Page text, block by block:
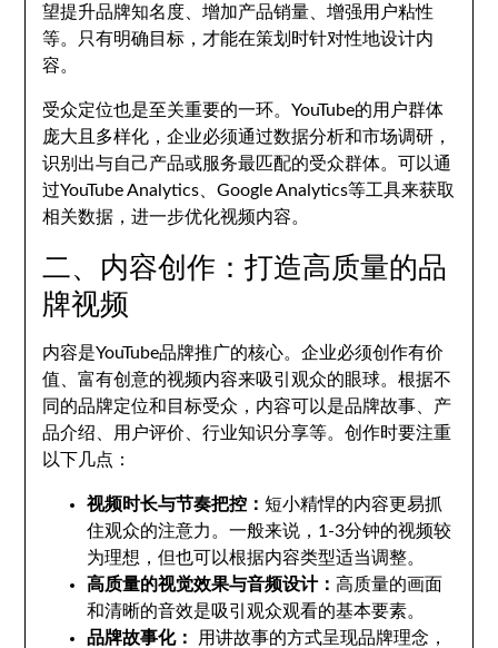
望提升品牌知名度、增加产品销量、增强用户粘性
等。只有明确目标，才能在策划时针对性地设计内
容。
受众定位也是至关重要的一环。YouTube的用户群体
庞大且多样化，企业必须通过数据分析和市场调研，
识别出与自己产品或服务最匹配的受众群体。可以通
过YouTube Analytics、Google Analytics等工具来获取
相关数据，进一步优化视频内容。
二、内容创作：打造高质量的品
牌视频
内容是YouTube品牌推广的核心。企业必须创作有价
值、富有创意的视频内容来吸引观众的眼球。根据不
同的品牌定位和目标受众，内容可以是品牌故事、产
品介绍、用户评价、行业知识分享等。创作时要注重
以下几点：
视频时长与节奏把控：短小精悍的内容更易抓
住观众的注意力。一般来说，1-3分钟的视频较
为理想，但也可以根据内容类型适当调整。
高质量的视觉效果与音频设计： 高质量的画面
和清晰的音效是吸引观众观看的基本要素。
品牌故事化： 用讲故事的方式呈现品牌理念，